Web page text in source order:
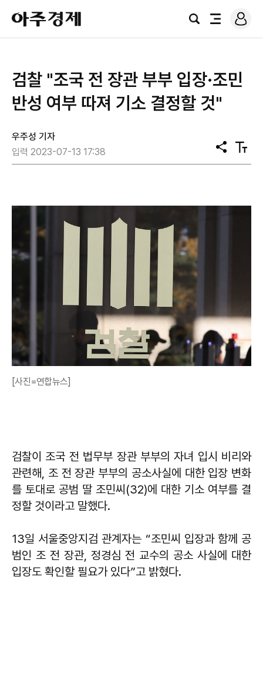
아
주
경
검
전
로
그
검찰 "조국 전 장관 부부 입장·조민
반성 여부 따져 기소 결정할 것"
우주성 기자
입력 2023-07-13 17:38
공
유
텍
스
[사진=연합뉴스]
검찰이 조국 전 법무부 장관 부부의 자녀 입시 비리와
관련해, 조 전 장관 부부의 공소사실에 대한 입장 변화
를 토대로 공범 딸 조민씨(32)에 대한 기소 여부를 결
정할 것이라고 말했다.
13일 서울중앙지검 관계자는 “조민씨 입장과 함께 공
범인 조 전 장관, 정경심 전 교수의 공소 사실에 대한
입장도 확인할 필요가 있다”고 밝혔다.